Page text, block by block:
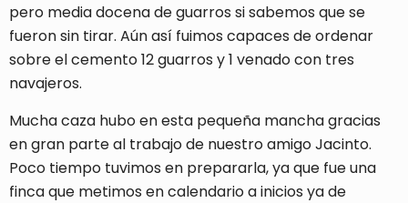
pero media docena de guarros si sabemos que se
fueron sin tirar. Aún así fuimos capaces de ordenar
sobre el cemento 12 guarros y 1 venado con tres
navajeros.
Mucha caza hubo en esta pequeña mancha gracias
en gran parte al trabajo de nuestro amigo Jacinto.
Poco tiempo tuvimos en prepararla, ya que fue una
finca que metimos en calendario a inicios ya de